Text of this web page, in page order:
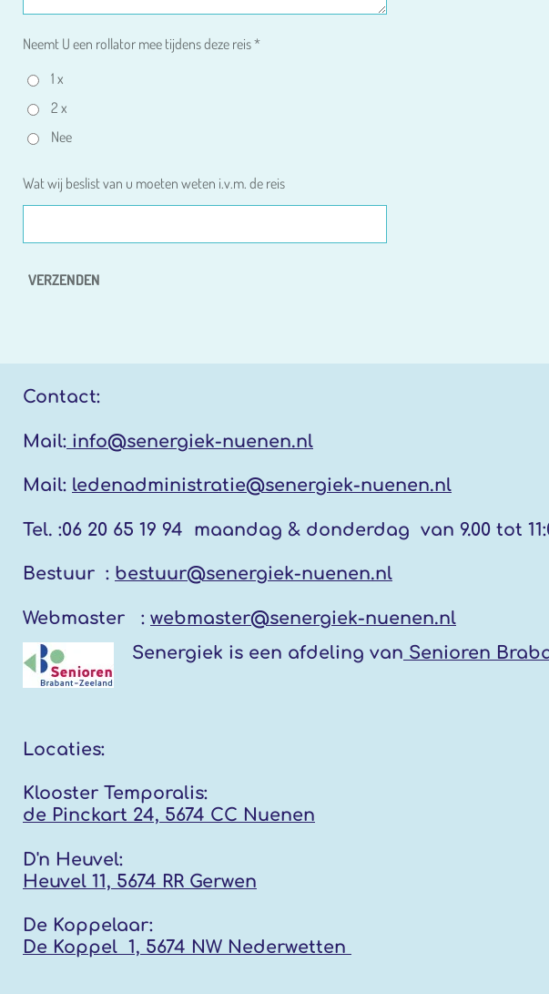
Neemt U een rollator mee tijdens deze reis *
1 x
2 x
Nee
Wat wij beslist van u moeten weten i.v.m. de reis
VERZENDEN
Contact:
Mail: info@senergiek-nuenen.nl
Mail: ledenadministratie@senergiek-nuenen.nl
Tel. :06 20 65 19 94 maandag & donderdag van 9.00 tot
Bestuur : bestuur@senergiek-nuenen.nl
Webmaster : webmaster@senergiek-nuenen.nl
Senergiek is een afdeling van Senioren
Locaties:
Klooster Temporalis:
de Pinckart 24, 5674 CC Nuenen
D'n Heuvel:
Heuvel 11, 5674 RR Gerwen
De Koppelaar:
De Koppel 1, 5674 NW Nederwetten